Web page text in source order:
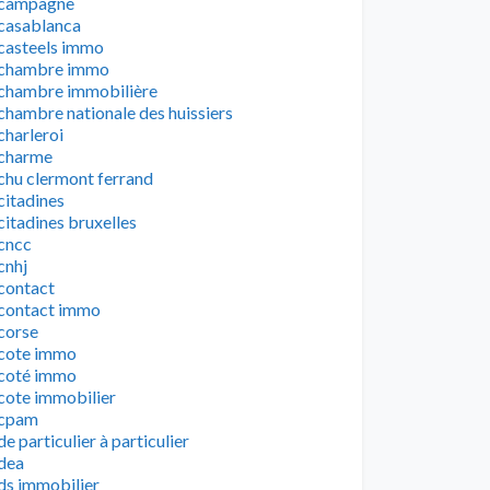
immo
immo
immobilière
nationale des huissiers
clermont ferrand
bruxelles
immo
immo
immo
immobilier
particulier à particulier
immobilier